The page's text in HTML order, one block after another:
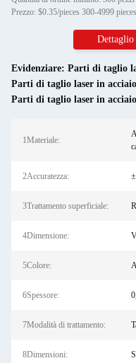
Prezzo: $0.35/pieces 300-4999 pieces
Dettaglio
Evidenziare: Parti di taglio
Parti di taglio laser in
Parti di taglio laser in
1Materiale:
2Accuratezza:
3Trattamento superficiale:
4Dimensione:
5Colore:
6Spessore:
7Modalità di trattamento:
8Dimensioni: